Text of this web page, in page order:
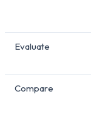
Evaluate
Compare